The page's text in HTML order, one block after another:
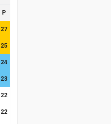
P
27
25
24
23
22
22